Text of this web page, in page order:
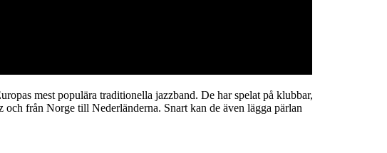
mest populära traditionella jazzband. De har spelat på klubbar,
från Norge till Nederländerna. Snart kan de även lägga pärlan